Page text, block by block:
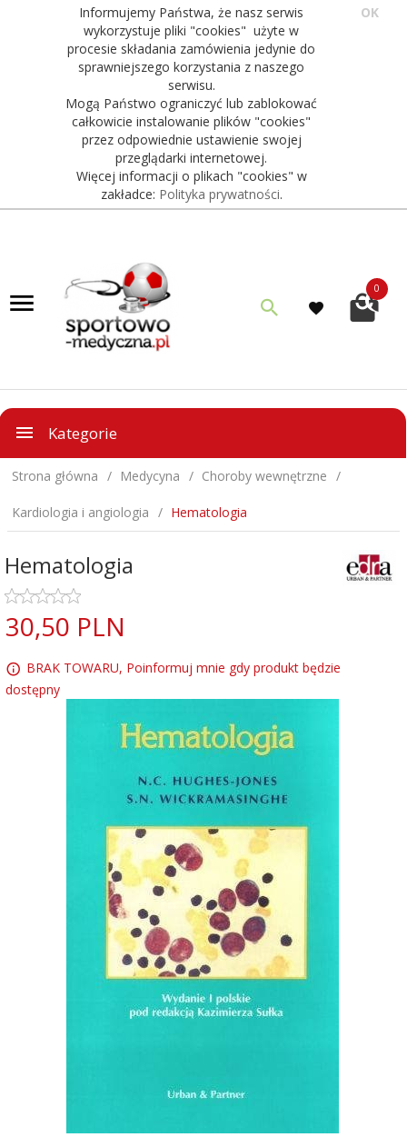
Informujemy Państwa, że nasz serwis
wykorzystuje pliki "cookies" użyte w
procesie składania zamówienia jedynie do
sprawniejszego korzystania z naszego
serwisu.
Mogą Państwo ograniczyć lub zablokować
całkowicie instalowanie plików "cookies"
przez odpowiednie ustawienie swojej
przeglądarki internetowej.
Więcej informacji o plikach "cookies" w
zakładce: Polityka prywatności.
OK
0
Kategorie
Strona główna Medycyna Choroby wewnętrzne
Kardiologia i angiologia Hematologia
Hematologia
30,50 PLN
BRAK TOWARU, Poinformuj mnie gdy produkt będzie
dostępny